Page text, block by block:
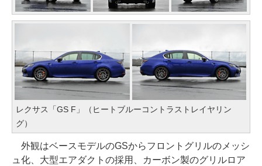
レクサス「GS F」（ヒートブルーコントラストレイヤリン
グ）
外観はベースモデルのGSからフロントグリルのメッシ
ュ化、大型エアダクトの採用、カーボン製のグリルロア